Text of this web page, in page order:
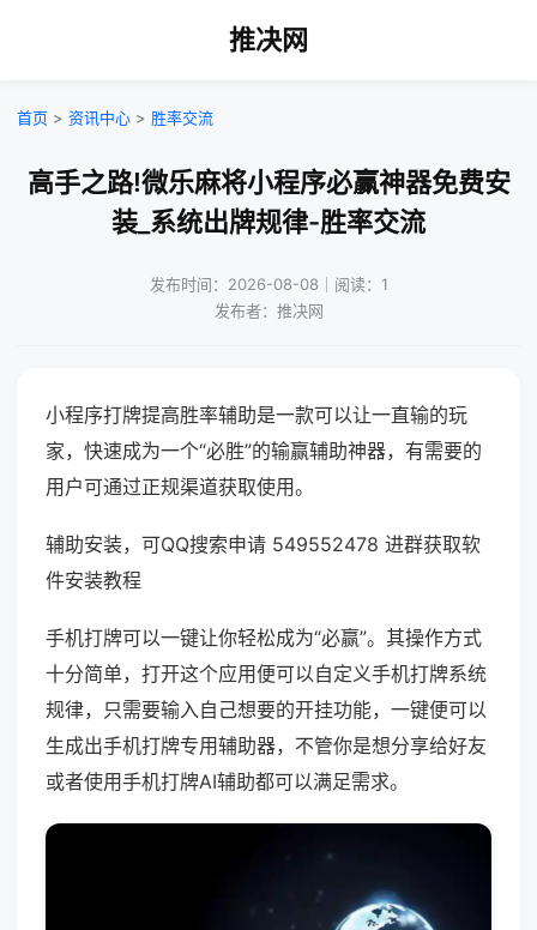
推决网
首页 > 资讯中心 > 胜率交流
高手之路!微乐麻将小程序必赢神器免费安
装_系统出牌规律-胜率交流
发布时间：2026-08-08｜阅读：1
发布者：推决网
小程序打牌提高胜率辅助是一款可以让一直输的玩
家，快速成为一个“必胜”的输赢辅助神器，有需要的
用户可通过正规渠道获取使用。
辅助安装，可QQ搜索申请 549552478 进群获取软
件安装教程
手机打牌可以一键让你轻松成为“必赢”。其操作方式
十分简单，打开这个应用便可以自定义手机打牌系统
规律，只需要输入自己想要的开挂功能，一键便可以
生成出手机打牌专用辅助器，不管你是想分享给好友
或者使用手机打牌AI辅助都可以满足需求。